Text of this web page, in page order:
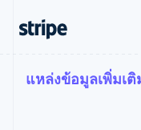
การชำระเงิน
ตาม
เอก
เรีย
แหล่งข้อมูลเพิ่มเติ